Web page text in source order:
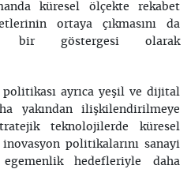
küresel ölçekte rekabet
ortaya çıkmasını da
bir göstergesi olarak
ayrıca yeşil ve dijital
yakından ilişkilendirilmeye
teknolojilerde küresel
politikalarını sanayi
hedefleriyle daha